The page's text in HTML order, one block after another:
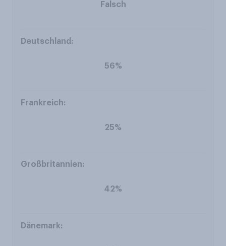
Falsch
56%
25%
42%